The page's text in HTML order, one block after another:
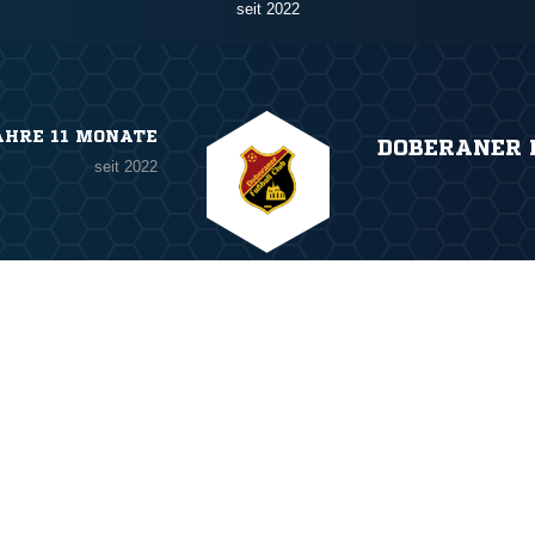
seit 2022
11 MONATE
seit 2022
DOBERANER